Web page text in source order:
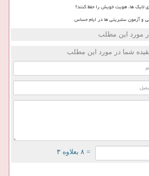
لایک ها، هویت خویش را حفظ کنند؟
و آزمون سلبریتی ها در ایام حساس
مورد این مطلب
شما در مورد این مطلب
= ۸ بعلاوه ۳